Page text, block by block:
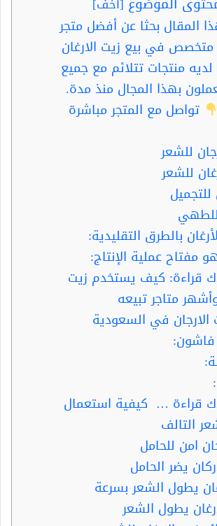
المقال بحثا عن أفضل متجر
في بيع زيت الارغان
منتجات تتلائم مع جميع
بهذا المجال منذ مدة.
تواصل مع المتجر مباشرة
للشعر
للشعر
للتجميل
بالطرق التقليدية:
مفتاح عملية الإنتاج:
قراءة: كيف يستخدم زيت
متاجر تبيعه
الارجان في السعودية
قراءة … كيفية استعمال
التالف
امن للحامل
يضر الحامل
يطول الشعر بسرعة
يطول الشعر